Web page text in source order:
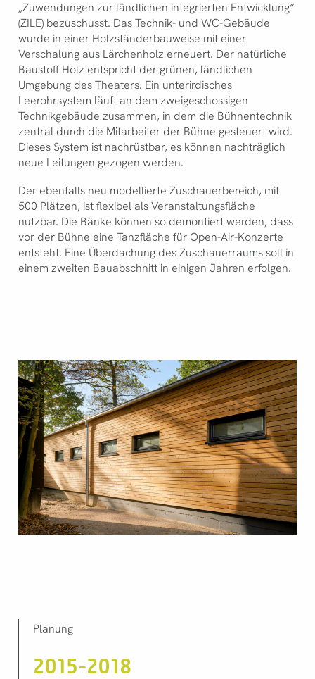
„Zuwendungen zur ländlichen integrierten Entwicklung“
(ZILE) bezuschusst. Das Technik- und WC-Gebäude
wurde in einer Holzständerbauweise mit einer
Verschalung aus Lärchenholz erneuert. Der natürliche
Baustoff Holz entspricht der grünen, ländlichen
Umgebung des Theaters. Ein unterirdisches
Leerohrsystem läuft an dem zweigeschossigen
Technikgebäude zusammen, in dem die Bühnentechnik
zentral durch die Mitarbeiter der Bühne gesteuert wird.
Dieses System ist nachrüstbar, es können nachträglich
neue Leitungen gezogen werden.
Der ebenfalls neu modellierte Zuschauerbereich, mit
500 Plätzen, ist flexibel als Veranstaltungsfläche
nutzbar. Die Bänke können so demontiert werden, dass
vor der Bühne eine Tanzfläche für Open-Air-Konzerte
entsteht. Eine Überdachung des Zuschauerraums soll in
einem zweiten Bauabschnitt in einigen Jahren erfolgen.
Planung
2015-2018